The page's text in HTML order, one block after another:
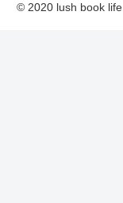
© 2020 lush book life.